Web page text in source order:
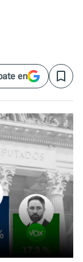
en Save